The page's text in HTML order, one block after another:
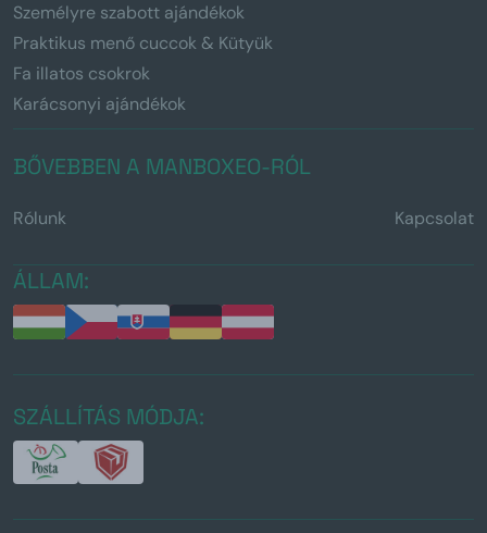
Személyre szabott ajándékok
Praktikus menő cuccok & Kütyük
Fa illatos csokrok
Karácsonyi ajándékok
BŐVEBBEN A MANBOXEO-RÓL
Rólunk Kapcsolat
ÁLLAM:
SZÁLLÍTÁS MÓDJA: